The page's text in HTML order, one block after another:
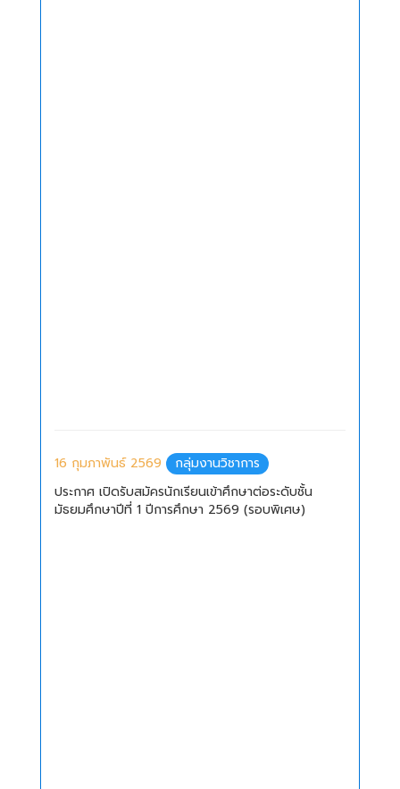
16 กุมภาพันธ์ 2569
กลุ่มงานวิชาการ
ประกาศ เปิดรับสมัครนักเรียนเข้าศึกษาต่อระดับชั้น
มัธยมศึกษาปีที่ 1 ปีการศึกษา 2569 (รอบพิเศษ)